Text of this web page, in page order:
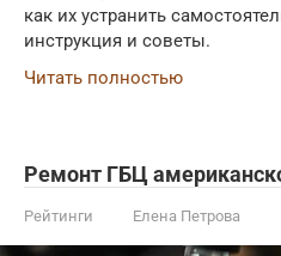
как их устранить
инструкция и советы.
Читать полностью
Ремонт ГБЦ
Рейтинги Елена Петрова